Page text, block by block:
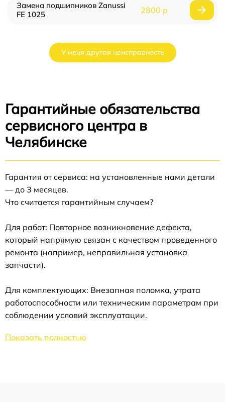
Замена подшипников Zanussi
FE 1025
2800 р
У меня другая неисправность
Гарантийные обязательства
сервисного центра в
Челябинске
Гарантия от сервиса: на установленные нами детали
— до 3 месяцев.
Что считается гарантийным случаем?
Для работ: Повторное возникновение дефекта,
который напрямую связан с качеством проведенного
ремонта (например, неправильная установка
запчасти).
Для комплектующих: Внезапная поломка, утрата
работоспособности или техническим параметрам при
соблюдении условий эксплуатации.
Показать полностью